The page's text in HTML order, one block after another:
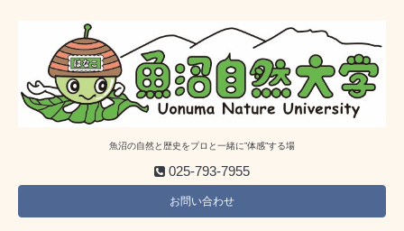
魚沼の自然と歴史をプロと一緒に”体感”する場
025-793-7955
お問い合わせ